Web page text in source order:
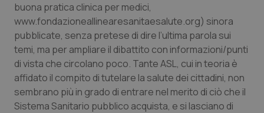
buona pratica clinica per medici,
www.fondazioneallinearesanitaesalute.org) sinora
pubblicate, senza pretese di dire l’ultima parola sui
temi, ma per ampliare il dibattito con informazioni/punti
di vista che circolano poco. Tante ASL, cui in teoria è
affidato il compito di tutelare la salute dei cittadini, non
sembrano più in grado di entrare nel merito di ciò che il
Sistema Sanitario pubblico acquista, e si lasciano di